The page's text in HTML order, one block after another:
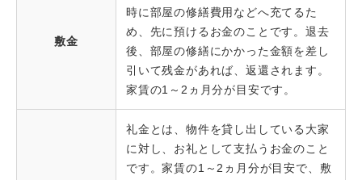
敷金
時に部屋の修繕費用などへ充てるた
め、先に預けるお金のことです。退去
後、部屋の修繕にかかった金額を差し
引いて残金があれば、返還されます。
家賃の1～2ヵ月分が目安です。
礼金とは、物件を貸し出している大家
に対し、お礼として支払うお金のこと
です。家賃の1～2ヵ月分が目安で、敷